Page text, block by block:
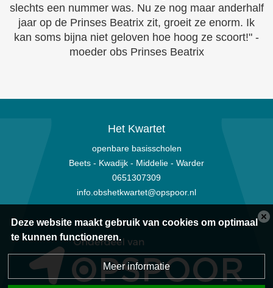
slechts een nummer was. Nu ze nog maar anderhalf
jaar op de Prinses Beatrix zit, groeit ze enorm. Ik
kan soms bijna niet geloven hoe hoog ze scoort!" -
moeder obs Prinses Beatrix
Het Kwartet
openbare basisscholen
Beets - Kwadijk - Middelie - Warder
0651307309
info.obshetkwartet@opspoor.nl
Deze website maakt gebruik van cookies om optimaal
te kunnen functioneren.
Meer informatie